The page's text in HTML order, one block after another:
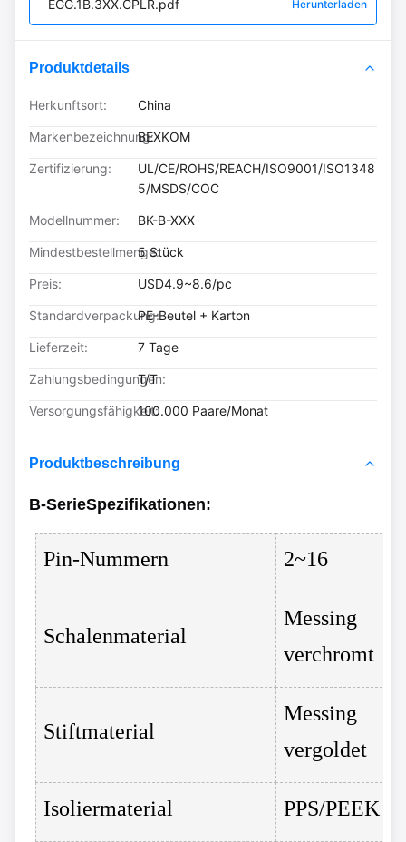
EGG.1B.3XX.CPLR.pdf Herunterladen
Produktdetails
Herkunftsort: China
Markenbezeichnung:BEXKOM
Zertifizierung:
UL/CE/ROHS/REACH/ISO9001/ISO1348
5/MSDS/COC
Modellnummer: BK-B-XXX
Mindestbestellmenge:5 Stück
Preis: USD4.9~8.6/pc
Standardverpackung:PE-Beutel + Karton
Lieferzeit: 7 Tage
Zahlungsbedingungen:
T/T
Versorgungsfähigkeit:100.000 Paare/Monat
Produktbeschreibung
B-SerieSpezifikationen:
Pin-Nummern 2~16
Schalenmaterial
Messing
verchromt
Stiftmaterial
Messing
vergoldet
Isoliermaterial PPS/PEEK